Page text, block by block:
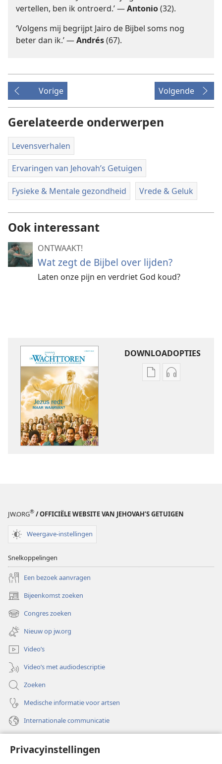
Privacyinstellingen
vertellen, ben ik ontroerd.’ —Antonio(32).
‘Volgens mij begrijpt Jairo de Bijbel soms nog
beter dan ik.’ —Andrés(67).
Vorige Volgende
Gerelateerde onderwerpen
Levensverhalen
Ervaringen van Jehovah’s Getuigen
Fysieke & Mentale gezondheid Vrede & Geluk
Ook interessant
ONTWAAKT!
Wat zegt de Bijbel over lijden?
Laten onze pijn en verdriet God koud?
DOWNLOADOPTIES
Downloadopties
JW.ORG® / OFFICIËLE WEBSITE VAN JEHOVAH’S GETUIGEN
Weergave-instellingen
Snelkoppelingen
Een bezoek aanvragen
Bijeenkomst zoeken
(opent
nieuw
venster)
Congres zoeken
(opent
nieuw
venster)
Nieuw op jw.org
Video’s
Video’s met audiodescriptie
Zoeken
Medische informatie voor artsen
Internationale communicatie